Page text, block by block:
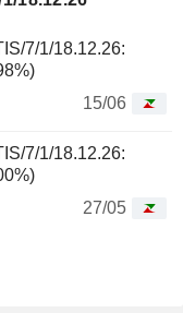
7/1/18.12.26:
15/06
7/1/18.12.26:
27/05